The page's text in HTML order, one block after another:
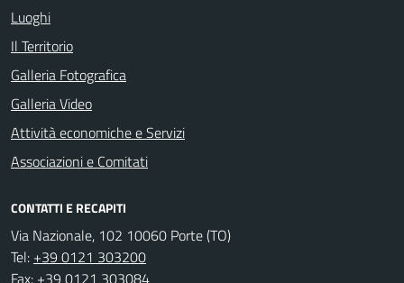
Luoghi
Il Territorio
Galleria Fotografica
Galleria Video
Attività economiche e Servizi
Associazioni e Comitati
CONTATTI E RECAPITI
Via Nazionale, 102 10060 Porte (TO)
Tel: +39 0121 303200
Fax: +39 0121 303084